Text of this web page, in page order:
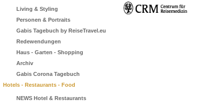
Living & Styling
Personen & Portraits
Gabis Tagebuch by ReiseTravel.eu
Redewendungen
Haus - Garten - Shopping
Archiv
Gabis Corona Tagebuch
Hotels - Restaurants - Food
NEWS Hotel & Restaurants